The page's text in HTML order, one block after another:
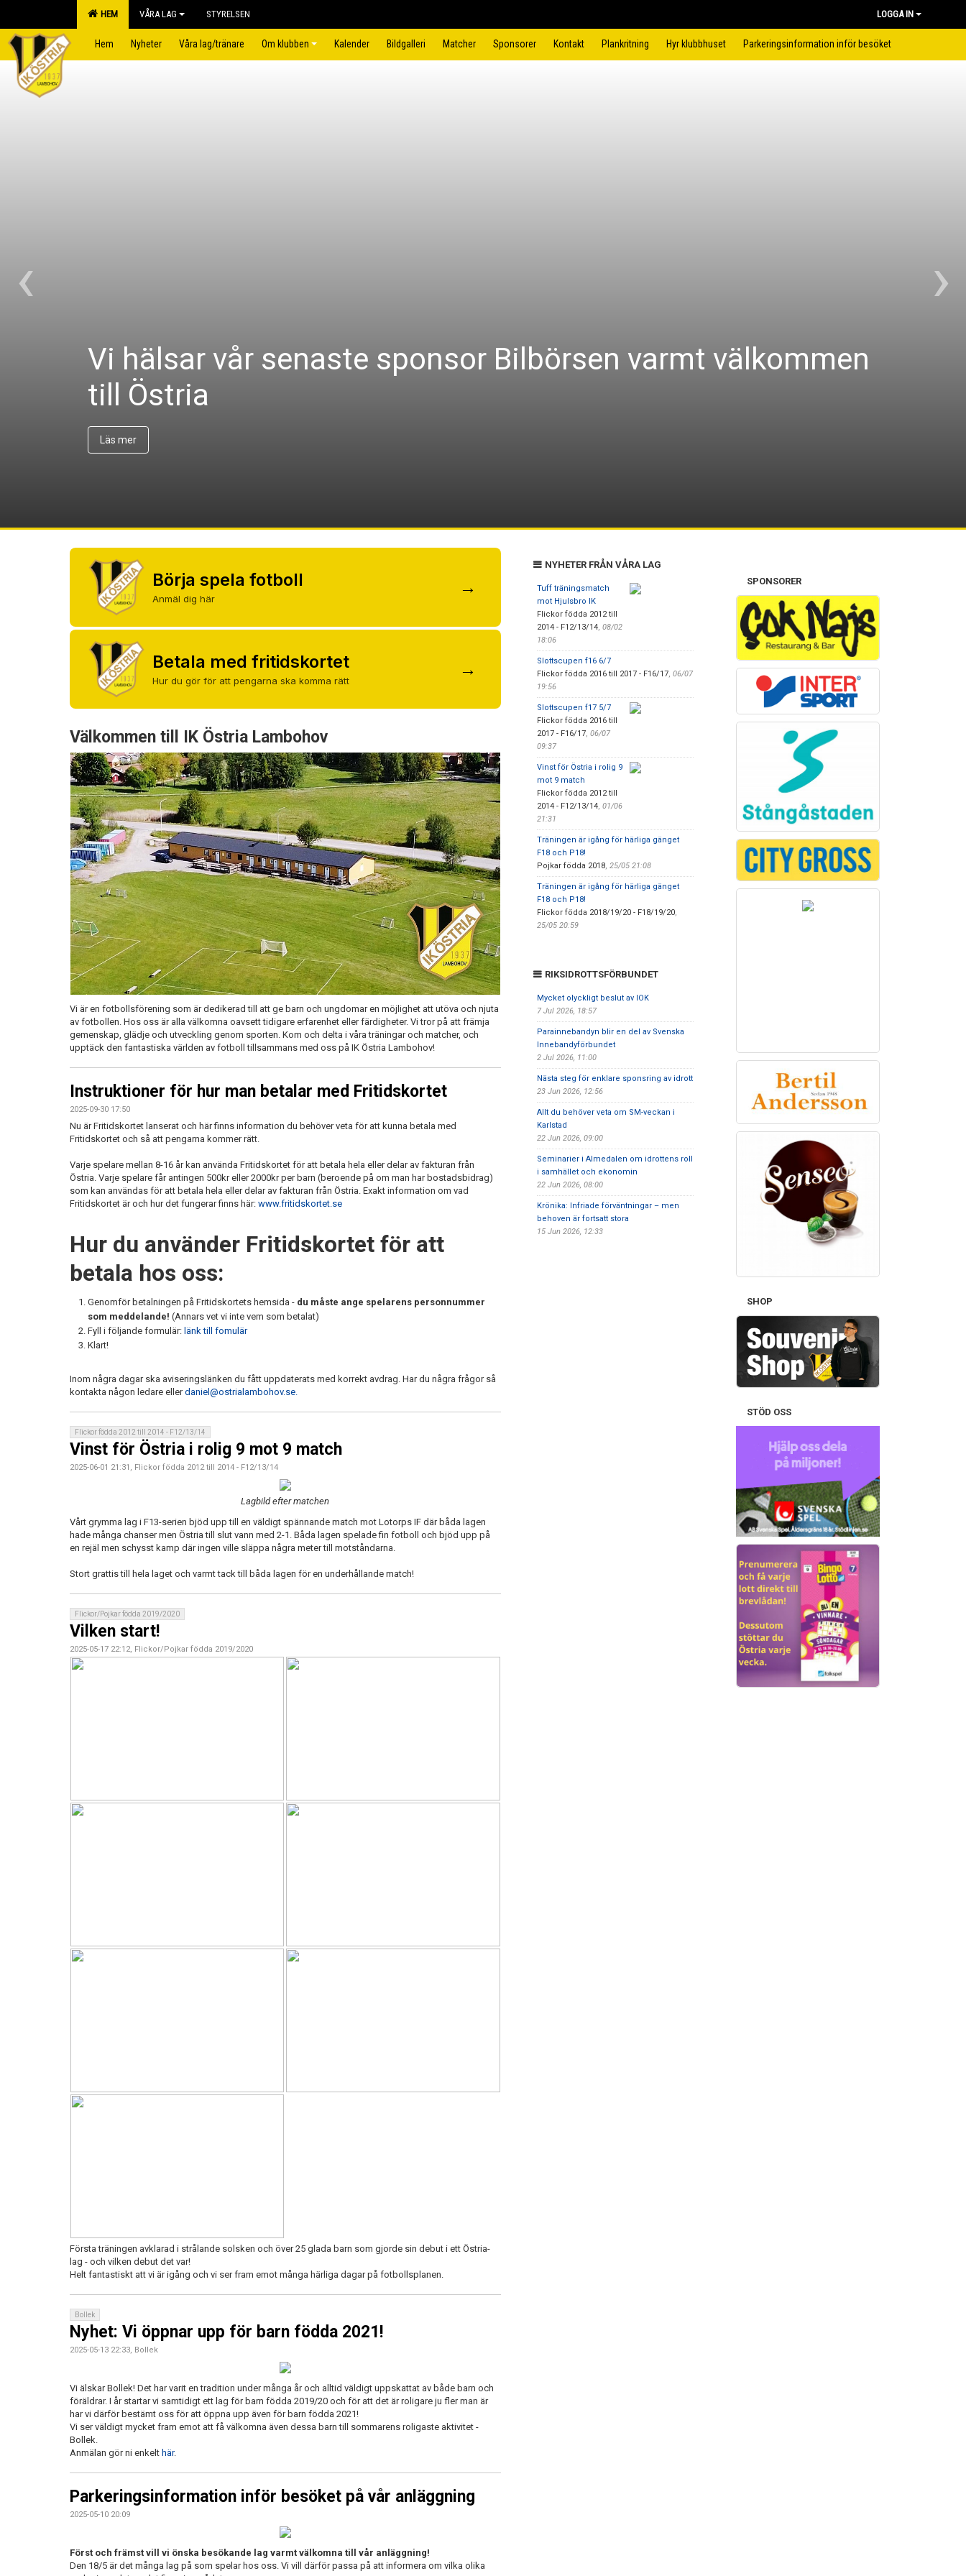
HEM VÅRA LAG STYRELSEN LOGGA IN
Hem Nyheter Våra lag/tränare Om klubben Kalender Bildgalleri Matcher Sponsorer Kontakt Plankritning Hyr klubbhuset Parkeringsinformation inför besöket
Vi hälsar vår senaste sponsor Bilbörsen varmt välkommen
till Östria
‹ ›
Börja spela fotboll
Anmäl dig här
→
Betala med fritidskortet
Hur du gör för att pengarna ska komma rätt
→
Välkommen till IK Östria Lambohov
Vi är en fotbollsförening som är dedikerad till att ge barn och ungdomar en möjlighet att utöva och njuta
av fotbollen. Hos oss är alla välkomna oavsett tidigare erfarenhet eller färdigheter. Vi tror på att främja
gemenskap, glädje och utveckling genom sporten. Kom och delta i våra träningar och matcher, och
upptäck den fantastiska världen av fotboll tillsammans med oss på IK Östria Lambohov!
Instruktioner för hur man betalar med Fritidskortet
2025-09-30 17:50
Nu är Fritidskortet lanserat och här finns information du behöver veta för att kunna betala med
Fritidskortet och så att pengarna kommer rätt.
Varje spelare mellan 8-16 år kan använda Fritidskortet för att betala hela eller delar av fakturan från
Östria. Varje spelare får antingen 500kr eller 2000kr per barn (beroende på om man har bostadsbidrag)
som kan användas för att betala hela eller delar av fakturan från Östria. Exakt information om vad
Fritidskortet är och hur det fungerar finns här: www.fritidskortet.se
Hur du använder Fritidskortet för att
betala hos oss:
Genomför betalningen på Fritidskortets hemsida - du måste ange spelarens personnummer
som meddelande! (Annars vet vi inte vem som betalat)
Fyll i följande formulär: länk till fomulär
Klart!
Inom några dagar ska aviseringslänken du fått uppdaterats med korrekt avdrag. Har du några frågor så
kontakta någon ledare ellerdaniel@ostrialambohov.se.
Flickor födda 2012 till 2014 - F12/13/14
Vinst för Östria i rolig 9 mot 9 match
2025-06-01 21:31, Flickor födda 2012 till 2014 - F12/13/14
Lagbild efter matchen
Vårt grymma lag i F13-serien bjöd upp till en väldigt spännande match mot Lotorps IF där båda lagen
hade många chanser men Östria till slut vann med 2-1. Båda lagen spelade fin fotboll och bjöd upp på
en rejäl men schysst kamp där ingen ville släppa några meter till motståndarna.
Stort grattis till hela laget och varmt tack till båda lagen för en underhållande match!
Flickor/Pojkar födda 2019/2020
Vilken start!
2025-05-17 22:12, Flickor/Pojkar födda 2019/2020
Första träningen avklarad i strålande solsken och över 25 glada barn som gjorde sin debut i ett Östria-
lag - och vilken debut det var!
Helt fantastiskt att vi är igång och vi ser fram emot många härliga dagar på fotbollsplanen.
Bollek
Nyhet: Vi öppnar upp för barn födda 2021!
2025-05-13 22:33, Bollek
Vi älskar Bollek! Det har varit en tradition under många år och alltid väldigt uppskattat av både barn och
föräldrar. I år startar vi samtidigt ett lag för barn födda 2019/20 och för att det är roligare ju fler man är
har vi därför bestämt oss för att öppna upp även för barn födda 2021!
Vi ser väldigt mycket fram emot att få välkomna även dessa barn till sommarens roligaste aktivitet -
Bollek.
Anmälan gör ni enkelt här.
Parkeringsinformation inför besöket på vår anläggning
2025-05-10 20:09
Först och främst vill vi önska besökande lag varmt välkomna till vår anläggning!
Den 18/5 är det många lag på som spelar hos oss. Vi vill därför passa på att informera om vilka olika
NYHETER FRÅN VÅRA LAG
Tuff träningsmatch
mot Hjulsbro IK
Flickor födda 2012 till
2014 - F12/13/14, 08/02
18:06
Slottscupen f16 6/7
Flickor födda 2016 till 2017 - F16/17, 06/07
19:56
Slottscupen f17 5/7
Flickor födda 2016 till
2017 - F16/17, 06/07
09:37
Vinst för Östria i rolig 9
mot 9 match
Flickor födda 2012 till
2014 - F12/13/14, 01/06
21:31
Träningen är igång för härliga gänget
F18 och P18!
Pojkar födda 2018, 25/05 21:08
Träningen är igång för härliga gänget
F18 och P18!
Flickor födda 2018/19/20 - F18/19/20,
25/05 20:59
RIKSIDROTTSFÖRBUNDET
Mycket olyckligt beslut av IOK
7 Jul 2026, 18:57
Parainnebandyn blir en del av Svenska
Innebandyförbundet
2 Jul 2026, 11:00
Nästa steg för enklare sponsring av idrott
23 Jun 2026, 12:56
Allt du behöver veta om SM-veckan i
Karlstad
22 Jun 2026, 09:00
Seminarier i Almedalen om idrottens roll
i samhället och ekonomin
22 Jun 2026, 08:00
Krönika: Infriade förväntningar – men
behoven är fortsatt stora
15 Jun 2026, 12:33
SPONSORER
SHOP
STÖD OSS